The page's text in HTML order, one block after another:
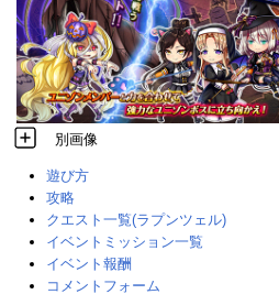
別画像
遊び方
攻略
クエスト一覧(ラプンツェル)
イベントミッション一覧
イベント報酬
コメントフォーム